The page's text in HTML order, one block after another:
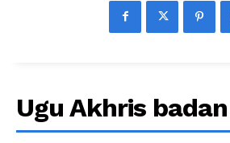
Ugu Akhris badan